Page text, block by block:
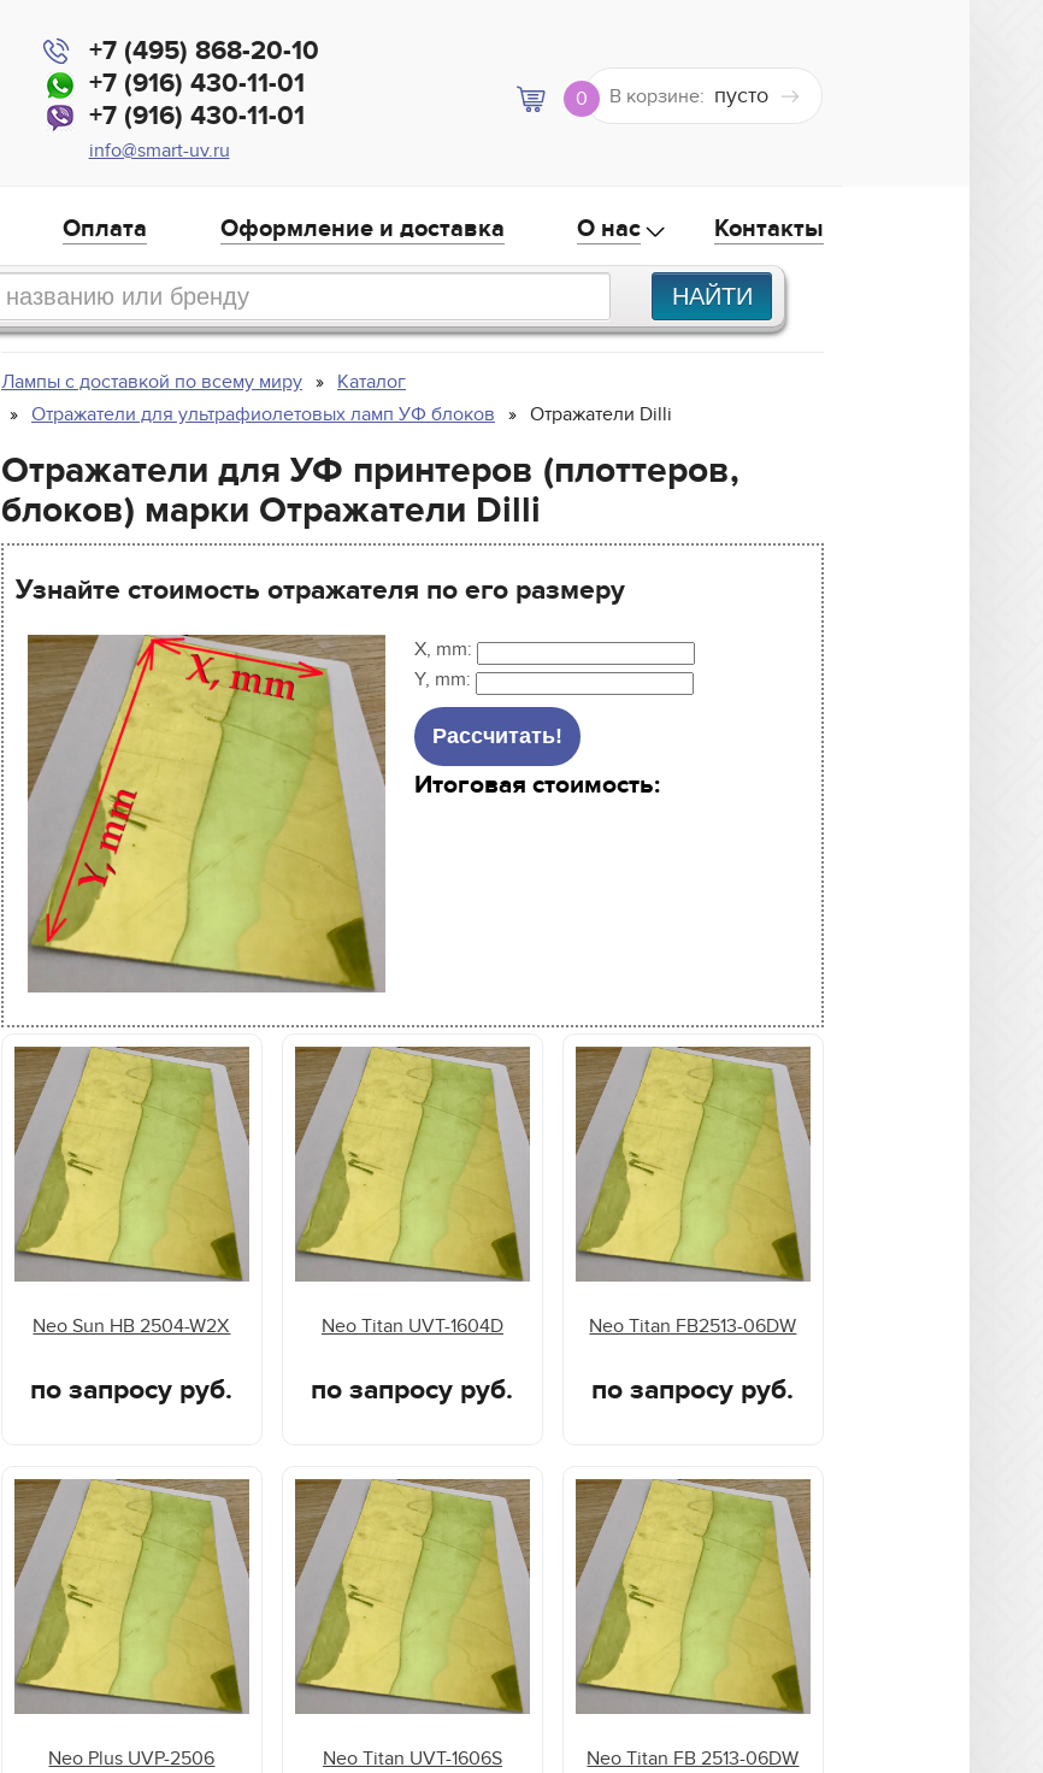
+7 (495) 868-20-10
+7 (916) 430-11-01
+7 (916) 430-11-01
info@smart-uv.ru
0 В корзине: пусто
Оплата Оформление и доставка О нас Контакты
Лампы с доставкой по всему миру
Каталог
Отражатели для ультрафиолетовых ламп УФ блоков
Отражатели Dilli
Отражатели для УФ принтеров (плоттеров,
блоков) марки Отражатели Dilli
Узнайте стоимость отражателя по его размеру
X, mm:
Y, mm:
Итоговая стоимость:
Neo Sun HB 2504-W2X
по запросу руб.
Neo Titan UVT-1604D
по запросу руб.
Neo Titan FB2513-06DW
по запросу руб.
Neo Plus UVP-2506 Neo Titan UVT-1606S Neo Titan FB 2513-06DW